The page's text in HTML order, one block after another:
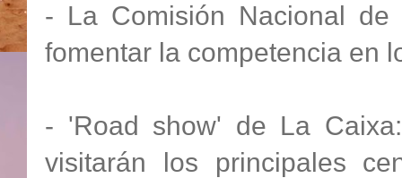
- La Comisión Nacional de
fomentar la competencia en
- 'Road show' de La
visitarán los principales